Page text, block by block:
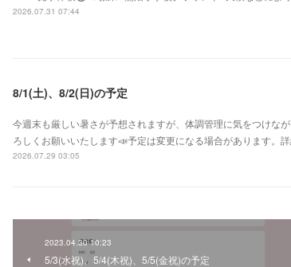
2026.07.31 07:44
8/1(土)、8/2(日)の予定
今週末も厳しい暑さが予想されますが、体調管理に気をつけな
ろしくお願いいたします📣予定は変更になる場合があります。
2026.07.29 03:05
2023.04.30 10:23
5/3(水祝)、5/4(木祝)、5/5(金祝)の予定